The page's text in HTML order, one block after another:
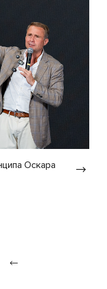
Оскара